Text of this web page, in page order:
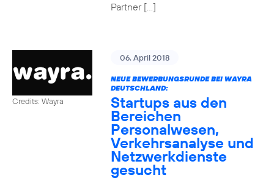
Partner […]
Credits: Wayra
06. April 2018
NEUE BEWERBUNGSRUNDE BEI WAYRA
DEUTSCHLAND:
Startups aus den
Bereichen
Personalwesen,
Verkehrsanalyse und
Netzwerkdienste
gesucht